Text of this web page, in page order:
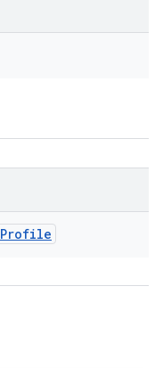
Profile